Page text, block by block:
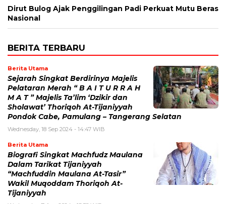
Dirut Bulog Ajak Penggilingan Padi Perkuat Mutu Beras
Nasional
BERITA TERBARU
Berita Utama
Sejarah Singkat Berdirinya Majelis
Pelataran Merah “ B A I T U R R A H
M A T ” Majelis Ta’lim ‘Dzikir dan
Sholawat’ Thoriqoh At-Tijaniyyah
Pondok Cabe, Pamulang – Tangerang Selatan
Wednesday, 18 Sep 2024 - 14:47 WIB
Berita Utama
Biografi Singkat Machfudz Maulana
Dalam Tarikat Tijaniyyah
“Machfuddin Maulana At-Tasir”
Wakil Muqoddam Thoriqoh At-
Tijaniyyah